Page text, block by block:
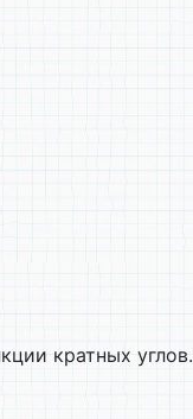
кратных углов.